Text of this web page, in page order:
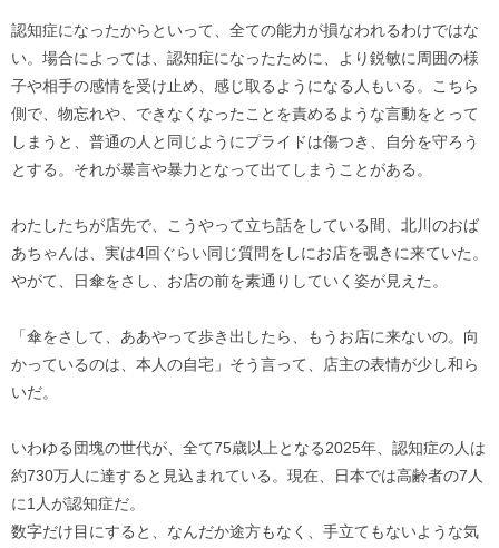
認知症になったからといって、全ての能力が損なわれるわけではな
い。場合によっては、認知症になったために、より鋭敏に周囲の様
子や相手の感情を受け止め、感じ取るようになる人もいる。こちら
側で、物忘れや、できなくなったことを責めるような言動をとって
しまうと、普通の人と同じようにプライドは傷つき、自分を守ろう
とする。それが暴言や暴力となって出てしまうことがある。
わたしたちが店先で、こうやって立ち話をしている間、北川のおば
あちゃんは、実は4回ぐらい同じ質問をしにお店を覗きに来ていた。
やがて、日傘をさし、お店の前を素通りしていく姿が見えた。
「傘をさして、ああやって歩き出したら、もうお店に来ないの。向
かっているのは、本人の自宅」そう言って、店主の表情が少し和ら
いだ。
いわゆる団塊の世代が、全て75歳以上となる2025年、認知症の人は
約730万人に達すると見込まれている。現在、日本では高齢者の7人
に1人が認知症だ。
数字だけ目にすると、なんだか途方もなく、手立てもないような気